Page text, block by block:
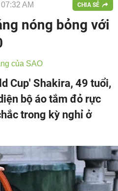
AM CHIA SẺ
nóng bỏng với
của SAO
Cup' Shakira, 49 tuổi,
bộ áo tắm đỏ rực
trong kỳ nghỉ ở